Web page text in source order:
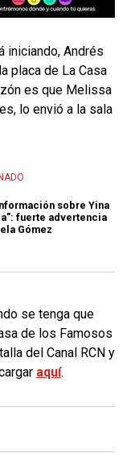
iniciando, Andrés
placa de La Casa
es que Melissa
lo envió a la sala
sobre Yina
fuerte advertencia
Gómez
se tenga que
de los Famosos
del Canal RCN y
aquí.